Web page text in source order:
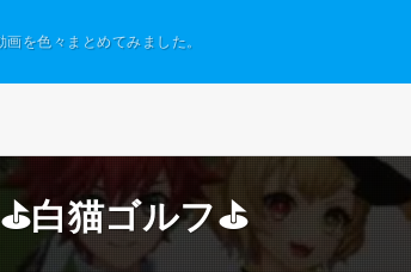
画を色々まとめてみました。
白猫ゴルフ⛳